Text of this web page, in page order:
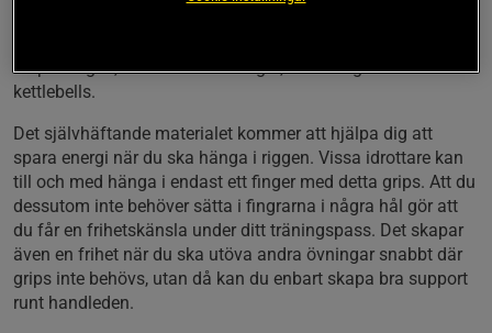
—up stången, trä- eller metallringar, skivstång och
kettlebells.
Det självhäftande materialet kommer att hjälpa dig att
spara energi när du ska hänga i riggen. Vissa idrottare kan
till och med hänga i endast ett finger med detta grips. Att du
dessutom inte behöver sätta i fingrarna i några hål gör att
du får en frihetskänsla under ditt träningspass. Det skapar
även en frihet när du ska utöva andra övningar snabbt där
grips inte behövs, utan då kan du enbart skapa bra support
runt handleden.